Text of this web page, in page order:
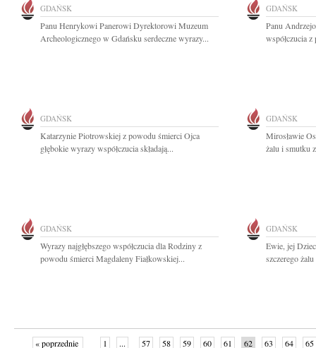
GDAŃSK
Panu Henrykowi Panerowi Dyrektorowi Muzeum
Archeologicznego w Gdańsku serdeczne wyrazy...
GDAŃSK
Panu
współczucia
GDAŃSK
Katarzynie Piotrowskiej z powodu śmierci Ojca
głębokie wyrazy współczucia składają...
GDAŃSK
Mirosławie
żalu i smutku
GDAŃSK
Wyrazy najgłębszego współczucia dla Rodziny z
powodu śmierci Magdaleny Fiałkowskiej...
GDAŃSK
Ewie, jej
szczerego
« poprzednie 1 ... 57 58 59 60 61 62 63 64 65